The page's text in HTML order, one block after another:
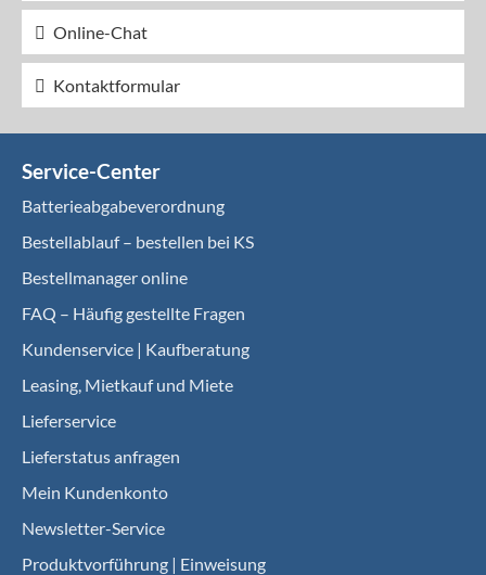
Online-Chat
Kontaktformular
Service-Center
Batterieabgabeverordnung
Bestellablauf – bestellen bei KS
Bestellmanager online
FAQ – Häufig gestellte Fragen
Kundenservice | Kaufberatung
Leasing, Mietkauf und Miete
Lieferservice
Lieferstatus anfragen
Mein Kundenkonto
Newsletter-Service
Produktvorführung | Einweisung